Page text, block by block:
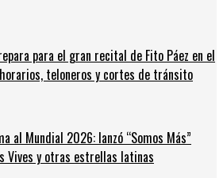
para el gran recital de Fito Páez en el
teloneros y cortes de tránsito
al Mundial 2026: lanzó “Somos Más”
Vives y otras estrellas latinas